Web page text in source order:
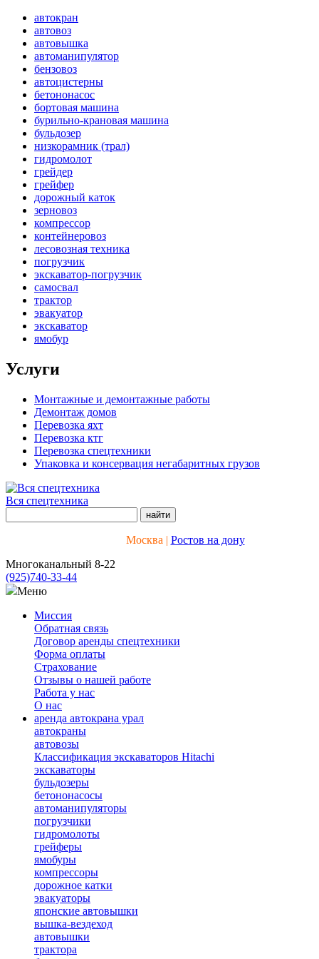
автокран
автовоз
автовышка
автоманипулятор
бензовоз
автоцистерны
бетононасос
бортовая машина
бурильно-крановая машина
бульдозер
низкорамник (трал)
гидромолот
грейдер
грейфер
дорожный каток
зерновоз
компрессор
контейнеровоз
лесовозная техника
погрузчик
экскаватор-погрузчик
самосвал
трактор
эвакуатор
экскаватор
ямобур
Услуги
Монтажные и демонтажные работы
Демонтаж домов
Перевозка яхт
Перевозка ктг
Перевозка спецтехники
Упаковка и консервация негабаритных грузов
Вся спецтехника
Москва | Ростов на дону
Многоканальный 8-22
(925)740-33-44
Меню
Миссия
Обратная связь
Договор аренды спецтехники
Форма оплаты
Страхование
Отзывы о нашей работе
Работа у нас
О нас
аренда автокрана урал
автокраны
автовозы
Классификация экскаваторов Hitachi
экскаваторы
бульдозеры
бетононасосы
автоманипуляторы
погрузчики
гидромолоты
грейферы
ямобуры
компрессоры
дорожное катки
эвакуаторы
японские автовышки
вышка-вездеход
автовышки
трактора